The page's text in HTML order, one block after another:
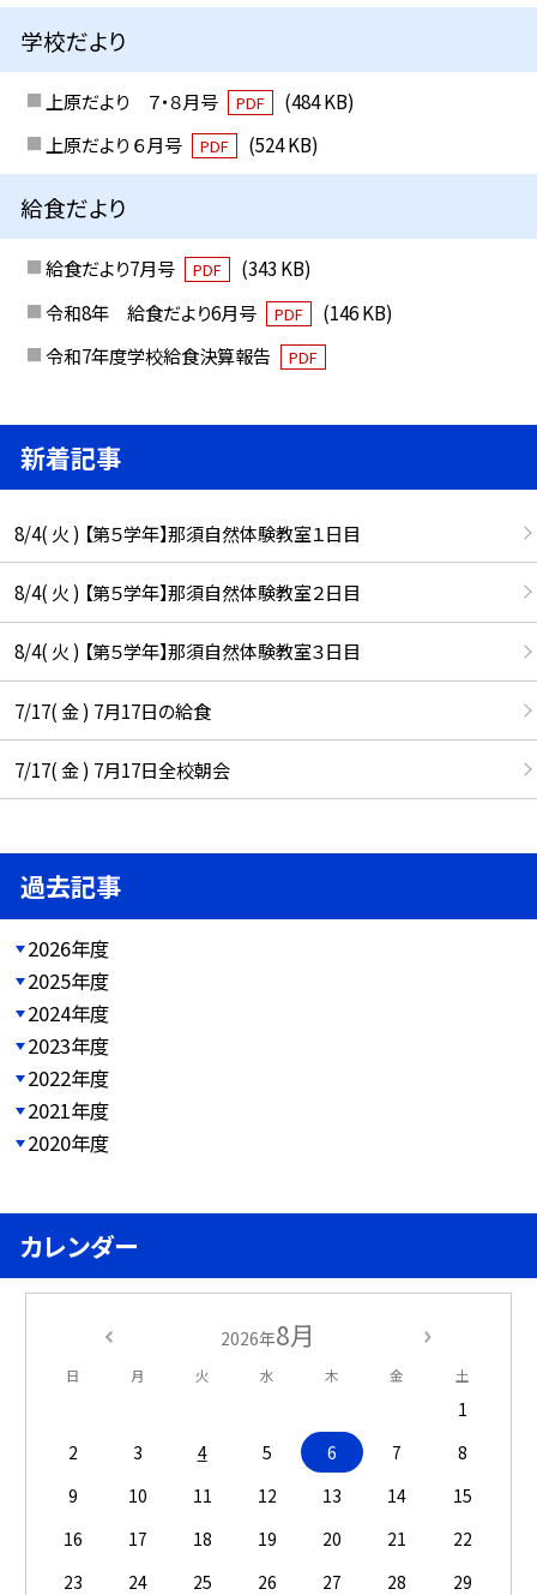
学校だより
上原だより ７・８月号 PDF
(484 KB)
上原だより ６月号
PDF (524 KB)
給食だより
給食だより7月号 PDF
(343 KB)
令和8年 給食だより6月号
PDF
(146 KB)
令和7年度学校給食決算報告
PDF
新着記事
8/4( 火 ) 【第５学年】那須自然体験教室１日目
8/4( 火 ) 【第５学年】那須自然体験教室２日目
8/4( 火 ) 【第５学年】那須自然体験教室３日目
7/17( 金 ) 7月17日の給食
7/17( 金 ) 7月17日全校朝会
過去記事
2026年度
2025年度
2024年度
2023年度
2022年度
2021年度
2020年度
カレンダー
2026年8月
日 月 火 水 木 金 土
1
2
3 4 5 6 7
8
9
10 11 12 13 14
15
16
17 18 19 20 21
22
23
24 25 26 27 28
29